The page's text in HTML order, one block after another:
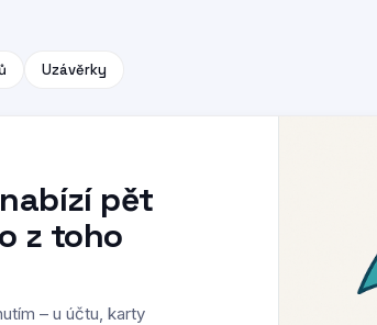
Uzávěrky
pět
z toho
– u účtu, karty